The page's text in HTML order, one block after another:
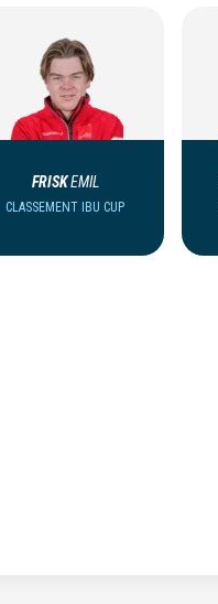
FRISKEMIL
CLASSEMENT IBU CUP